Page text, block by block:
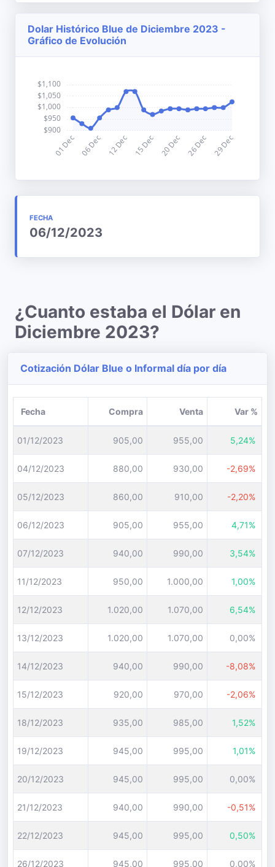
Dolar Histórico Blue de Diciembre 2023 -
Gráfico de Evolución
FECHA
06/12/2023
¿Cuanto estaba el Dólar en
Diciembre 2023?
Cotización Dólar Blue o Informal día por día
Fecha Compra Venta Var %
01/12/2023 905,00 955,00 5,24%
04/12/2023 880,00 930,00 -2,69%
05/12/2023 860,00 910,00 -2,20%
06/12/2023 905,00 955,00 4,71%
07/12/2023 940,00 990,00 3,54%
11/12/2023 950,00 1.000,00 1,00%
12/12/2023 1.020,00 1.070,00 6,54%
13/12/2023 1.020,00 1.070,00 0,00%
14/12/2023 940,00 990,00 -8,08%
15/12/2023 920,00 970,00 -2,06%
18/12/2023 935,00 985,00 1,52%
19/12/2023 945,00 995,00 1,01%
20/12/2023 945,00 995,00 0,00%
21/12/2023 940,00 990,00 -0,51%
22/12/2023 945,00 995,00 0,50%
26/12/2023 945,00 995,00 0,00%